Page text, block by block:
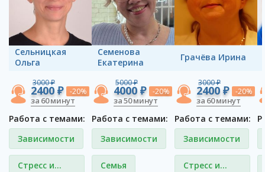
Сельницкая
Ольга
3000 ₽
2400 ₽ -20%
за 60 минут
Работа с темами:
Зависимости
Стресс и
Семенова
Екатерина
5000 ₽
4000 ₽ -20%
за 50 минут
Работа с темами:
Зависимости
Семья
Грачёва Ирина
3000 ₽
2400 ₽ -20%
за 60 минут
Работа с темами:
Зависимости
Стресс и